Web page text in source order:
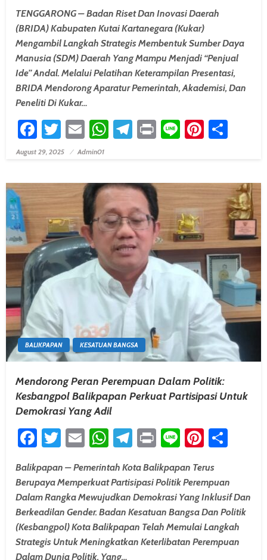
TENGGARONG – Badan Riset Dan Inovasi Daerah
(BRIDA) Kabupaten Kutai Kartanegara (Kukar)
Mengambil Langkah Strategis Membentuk Sumber Daya
Manusia (SDM) Daerah Yang Mampu Menjadi “penjual
Ide” Andal. Melalui Pelatihan Keterampilan Presentasi,
BRIDA Mendorong Aparatur Pemerintah, Akademisi, Dan
Peneliti Di Kukar…
Facebook
Twitter
EmailWhatsApp
Telegram
PrintLine
Posted On
August 29, 2025 Admin01
BALIKPAPAN KESATUAN BANGSA
Mendorong Peran Perempuan Dalam Politik:
Kesbangpol Balikpapan Perkuat Partisipasi Untuk
Demokrasi Yang Adil
Facebook
Twitter
EmailWhatsApp
Telegram
PrintLine
Balikpapan – Pemerintah Kota Balikpapan Terus
Berupaya Memperkuat Partisipasi Politik Perempuan
Dalam Rangka Mewujudkan Demokrasi Yang Inklusif Dan
Berkeadilan Gender. Badan Kesatuan Bangsa Dan Politik
(Kesbangpol) Kota Balikpapan Telah Memulai Langkah
Strategis Untuk Meningkatkan Keterlibatan Perempuan
Dalam Dunia Politik, Yang…